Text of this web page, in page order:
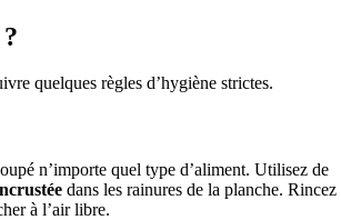
quelques règles d’hygiène strictes.
n’importe quel type d’aliment. Utilisez de
dans les rainures de la planche. Rincez
à l’air libre.